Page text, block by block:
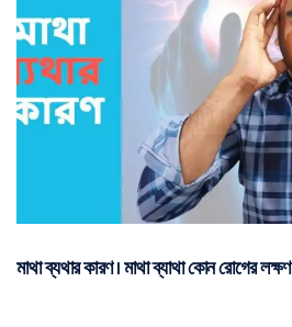
মাথা ব্যথার কারণ | মাথা ব্যাথা কোন রোগের লক্ষণ